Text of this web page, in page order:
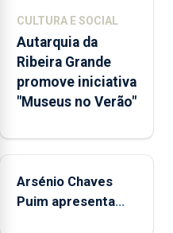
integrados
na
Rede
Municipal
de
aos
durante
o
CULTURA E SOCIAL
Autarquia da
Ribeira Grande
promove iniciativa
"Museus no Verão"
Arsénio Chaves
Puim apresenta